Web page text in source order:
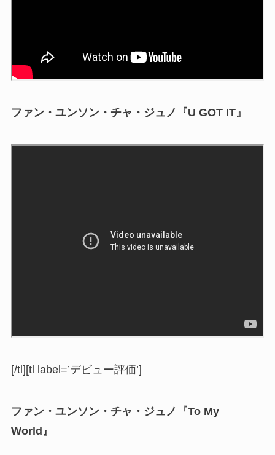
ファン・ユンソン・チャ・ジュノ『U GOT IT』
[/tl][tl label=’デビュー評価’]
ファン・ユンソン・チャ・ジュノ『To My
World』